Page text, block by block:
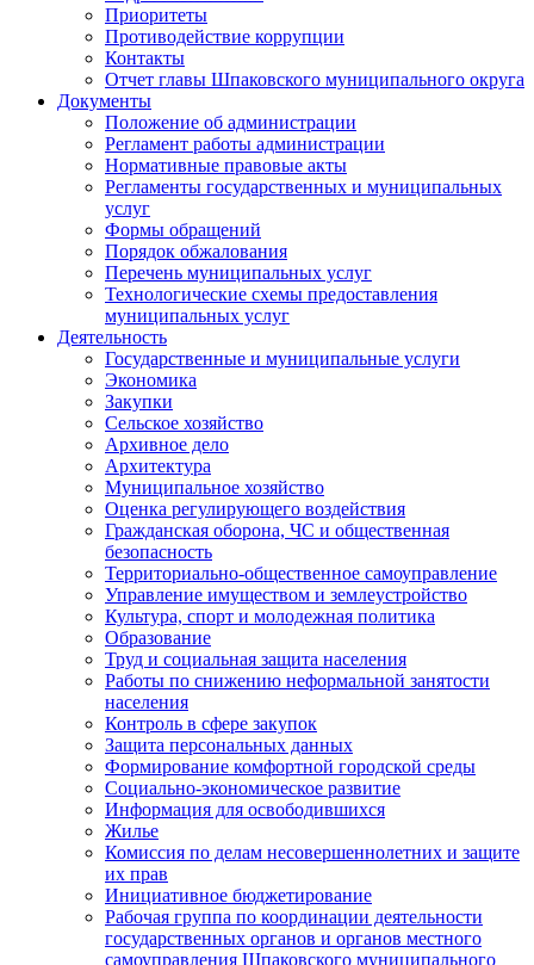
Приоритеты
Противодействие коррупции
Контакты
Отчет главы Шпаковского муниципального округа
Документы
Положение об администрации
Регламент работы администрации
Нормативные правовые акты
Регламенты государственных и муниципальных
услуг
Формы обращений
Порядок обжалования
Перечень муниципальных услуг
Технологические схемы предоставления
муниципальных услуг
Деятельность
Государственные и муниципальные услуги
Экономика
Закупки
Сельское хозяйство
Архивное дело
Архитектура
Муниципальное хозяйство
Оценка регулирующего воздействия
Гражданская оборона, ЧС и общественная
безопасность
Территориально-общественное самоуправление
Управление имуществом и землеустройство
Культура, спорт и молодежная политика
Образование
Труд и социальная защита населения
Работы по снижению неформальной занятости
населения
Контроль в сфере закупок
Защита персональных данных
Формирование комфортной городской среды
Социально-экономическое развитие
Информация для освободившихся
Жилье
Комиссия по делам несовершеннолетних и защите
их прав
Инициативное бюджетирование
Рабочая группа по координации деятельности
государственных органов и органов местного
самоуправления Шпаковского муниципального